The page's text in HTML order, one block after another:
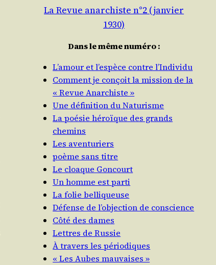
La Revue anarchiste n°2 (janvier
1930)
Dans le même numéro :
L’amour et l’espèce contre l’Individu
Comment je conçoit la mission de la
« Revue Anarchiste »
Une définition du Naturisme
La poésie héroïque des grands
chemins
Les aventuriers
poème sans titre
Le cloaque Goncourt
Un homme est parti
La folie belliqueuse
Défense de l’objection de conscience
Côté des dames
Lettres de Russie
À travers les périodiques
« Les Aubes mauvaises »